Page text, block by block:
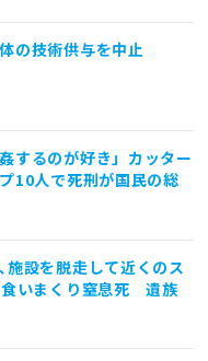
の技術供与を中止
するのが好き」カッター
10人で死刑が国民の総
施設を脱走して近くのス
いまくり窒息死 遺族